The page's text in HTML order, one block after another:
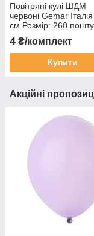
Повітряні кулі ШДМ
червоні Gemar
см Розмір: 260
4 ₴/комплект
Купити
Акційні